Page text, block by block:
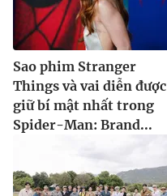
Sao phim Stranger
Things và vai diễn được
giữ bí mật nhất trong
Spider-Man: Brand...